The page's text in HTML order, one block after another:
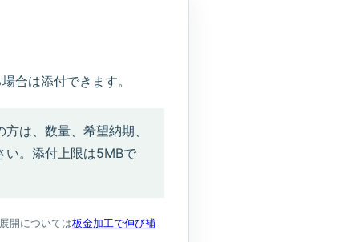
合は添付できます。
は、数量、希望納期、
い。添付上限は5MBで
開については板金加工で伸び補